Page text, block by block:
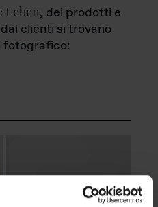
Leben, dei prodotti e
clienti si trovano
fotografico: